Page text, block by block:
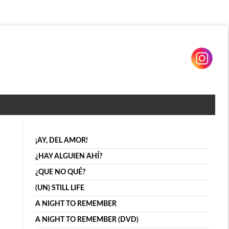
¡AY, DEL AMOR!
¿HAY ALGUIEN AHÍ?
¿QUE NO QUÉ?
(UN) STILL LIFE
A NIGHT TO REMEMBER
A NIGHT TO REMEMBER (DVD)